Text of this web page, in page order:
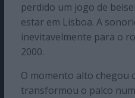
perdido um jogo de
estar em Lisboa. A
inevitavelmente para o
2000.
O momento alto chegou
transformou o palco